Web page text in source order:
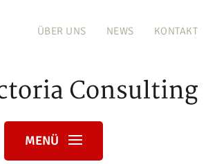
ÜBER UNS NEWS KONTAKT
MENÜ